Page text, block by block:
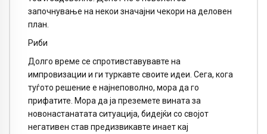
започнување на некои значајни чекори на деловен
план.
Риби
Долго време се спротивставувавте на
импровизации и ги туркавте своите идеи. Сега, кога
туѓото решение е најнеповолно, мора да го
прифатите. Мора да ја преземете вината за
новонастанатата ситуација, бидејќи со својот
негативен став предизвикавте инает кај